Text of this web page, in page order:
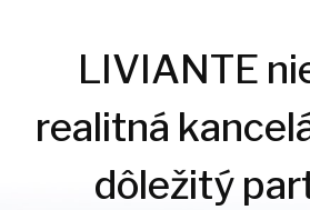
LIVIANTE
realitná
dôležitý